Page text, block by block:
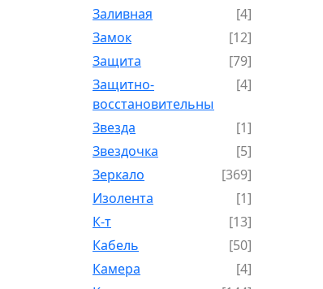
Заливная
[4]
Замок
[12]
Защита
[79]
Защитно-
восстановительный
[4]
Звезда
[1]
Звездочка
[5]
Зеркало
[369]
Изолента
[1]
К-т
[13]
Кабель
[50]
Камера
[4]